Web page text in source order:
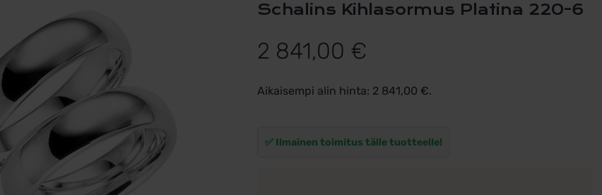
Schalins Kihlasormus Platina 220-6
2 841,00 €
Aikaisempi alin hinta: 2 841,00 €.
✅ Ilmainen toimitus tälle tuotteelle!